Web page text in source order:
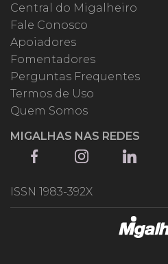
Central do Migalheiro
Fale Conosco
Apoiadores
Fomentadores
Perguntas Frequentes
Termos de Uso
Quem Somos
MIGALHAS NAS REDES
ISSN 1983-392X